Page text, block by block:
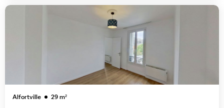
Alfortville 29m²